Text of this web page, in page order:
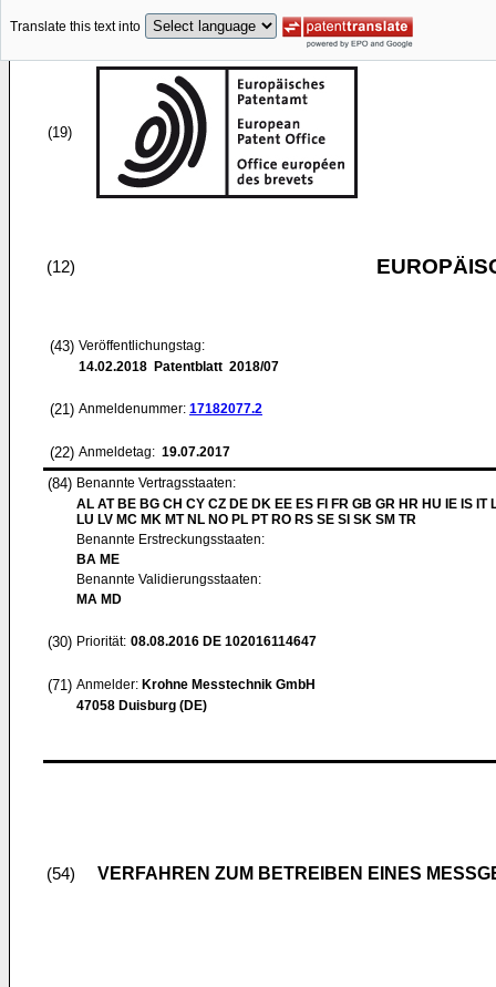
Translate this text into
(19)
(12)
(43) Veröffentlichungstag:
14.02.2018 Patentblatt 2018/07
(21) Anmeldenummer: 17182077.2
(22) Anmeldetag: 19.07.2017
(84) Benannte Vertragsstaaten:
AL AT BE BG CH CY CZ DE DK EE ES FI FR GB GR HR HU IE IS IT
LU LV MC MK MT NL NO PL PT RO RS SE SI SK SM TR
Benannte Erstreckungsstaaten:
BA ME
Benannte Validierungsstaaten:
MA MD
(30) Priorität: 08.08.2016 DE 102016114647
(71) Anmelder: Krohne Messtechnik GmbH
47058 Duisburg (DE)
(54) VERFAHREN ZUM BETREIBEN EINES